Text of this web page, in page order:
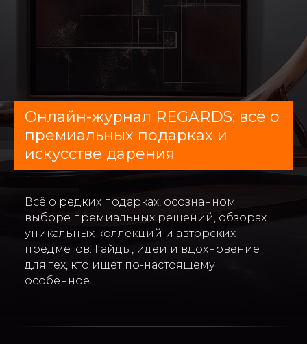
Онлайн-журнал REGARDS: всё о
премиальных подарках и
искусстве дарения
Всё о редких подарках, осознанном
выборе премиальных решений, обзорах
уникальных коллекций и авторских
предметов. Гайды, идеи и вдохновение
для тех, кто ищет по-настоящему
особенное.